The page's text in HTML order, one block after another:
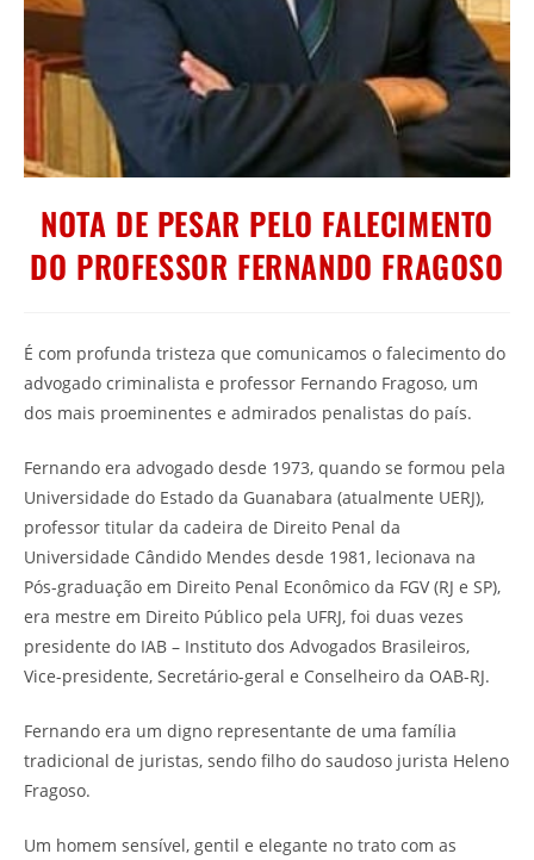
NOTA DE PESAR PELO FALECIMENTO
DO PROFESSOR FERNANDO FRAGOSO
É com profunda tristeza que comunicamos o falecimento do
advogado criminalista e professor Fernando Fragoso, um
dos mais proeminentes e admirados penalistas do país.
Fernando era advogado desde 1973, quando se formou pela
Universidade do Estado da Guanabara (atualmente UERJ),
professor titular da cadeira de Direito Penal da
Universidade Cândido Mendes desde 1981, lecionava na
Pós-graduação em Direito Penal Econômico da FGV (RJ e SP),
era mestre em Direito Público pela UFRJ, foi duas vezes
presidente do IAB – Instituto dos Advogados Brasileiros,
Vice-presidente, Secretário-geral e Conselheiro da OAB-RJ.
Fernando era um digno representante de uma família
tradicional de juristas, sendo filho do saudoso jurista Heleno
Fragoso.
Um homem sensível, gentil e elegante no trato com as